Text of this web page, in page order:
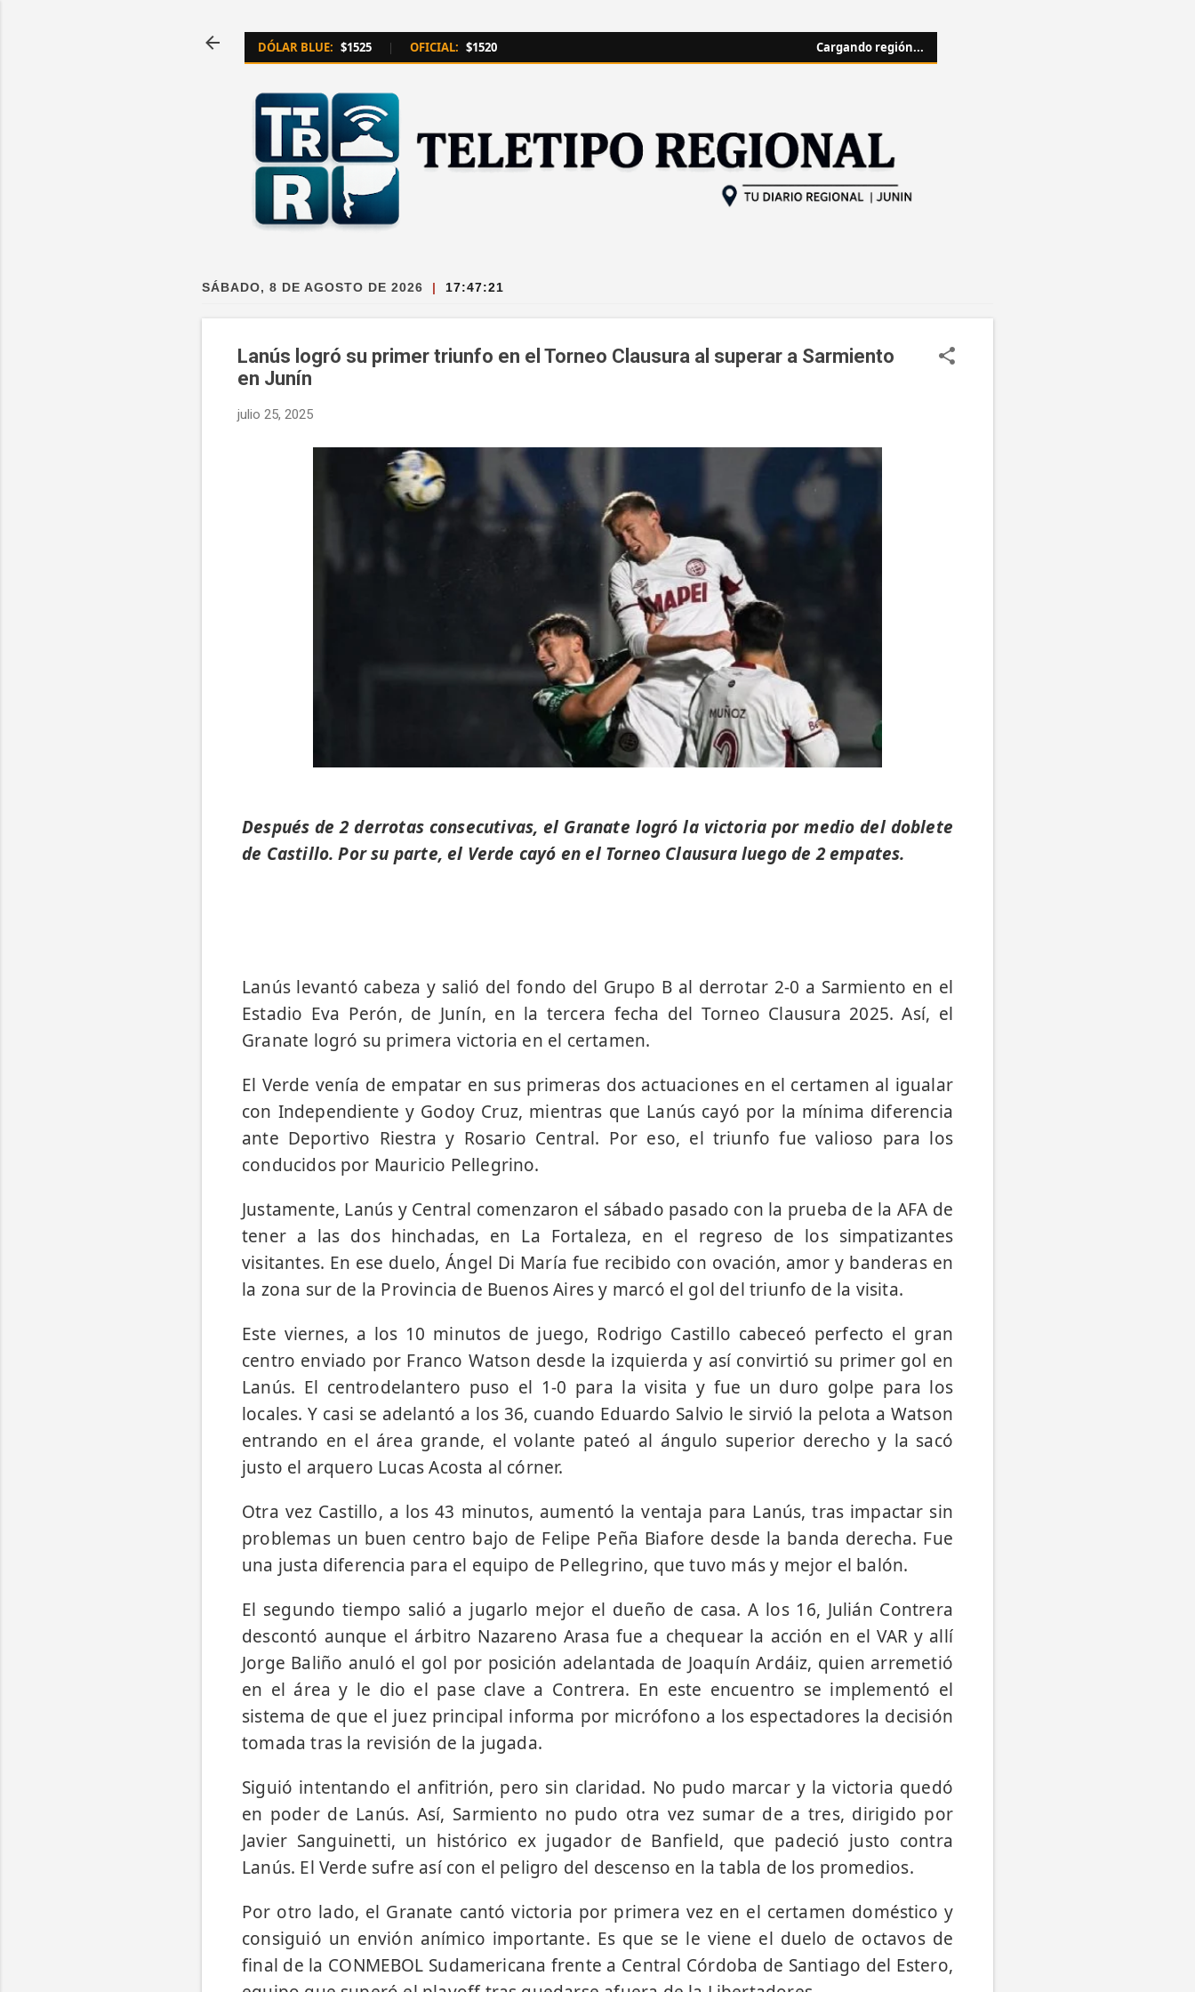
DÓLAR BLUE: $1525 | OFICIAL: $1520 Cargando región...
SÁBADO, 8 DE AGOSTO DE 2026 | 17:47:21
Lanús logró su primer triunfo en el Torneo Clausura al superar a Sarmiento
en Junín
julio 25, 2025
Después de 2 derrotas consecutivas, el Granate logró la victoria por medio del doblete
de Castillo. Por su parte, el Verde cayó en el Torneo Clausura luego de 2 empates.
Lanús levantó cabeza y salió del fondo del Grupo B al derrotar 2-0 a Sarmiento en el
Estadio Eva Perón, de Junín, en la tercera fecha del Torneo Clausura 2025. Así, el
Granate logró su primera victoria en el certamen.
El Verde venía de empatar en sus primeras dos actuaciones en el certamen al igualar
con Independiente y Godoy Cruz, mientras que Lanús cayó por la mínima diferencia
ante Deportivo Riestra y Rosario Central. Por eso, el triunfo fue valioso para los
conducidos por Mauricio Pellegrino.
Justamente, Lanús y Central comenzaron el sábado pasado con la prueba de la AFA de
tener a las dos hinchadas, en La Fortaleza, en el regreso de los simpatizantes
visitantes. En ese duelo, Ángel Di María fue recibido con ovación, amor y banderas en
la zona sur de la Provincia de Buenos Aires y marcó el gol del triunfo de la visita.
Este viernes, a los 10 minutos de juego, Rodrigo Castillo cabeceó perfecto el gran
centro enviado por Franco Watson desde la izquierda y así convirtió su primer gol en
Lanús. El centrodelantero puso el 1-0 para la visita y fue un duro golpe para los
locales. Y casi se adelantó a los 36, cuando Eduardo Salvio le sirvió la pelota a Watson
entrando en el área grande, el volante pateó al ángulo superior derecho y la sacó
justo el arquero Lucas Acosta al córner.
Otra vez Castillo, a los 43 minutos, aumentó la ventaja para Lanús, tras impactar sin
problemas un buen centro bajo de Felipe Peña Biafore desde la banda derecha. Fue
una justa diferencia para el equipo de Pellegrino, que tuvo más y mejor el balón.
El segundo tiempo salió a jugarlo mejor el dueño de casa. A los 16, Julián Contrera
descontó aunque el árbitro Nazareno Arasa fue a chequear la acción en el VAR y allí
Jorge Baliño anuló el gol por posición adelantada de Joaquín Ardáiz, quien arremetió
en el área y le dio el pase clave a Contrera. En este encuentro se implementó el
sistema de que el juez principal informa por micrófono a los espectadores la decisión
tomada tras la revisión de la jugada.
Siguió intentando el anfitrión, pero sin claridad. No pudo marcar y la victoria quedó
en poder de Lanús. Así, Sarmiento no pudo otra vez sumar de a tres, dirigido por
Javier Sanguinetti, un histórico ex jugador de Banfield, que padeció justo contra
Lanús. El Verde sufre así con el peligro del descenso en la tabla de los promedios.
Por otro lado, el Granate cantó victoria por primera vez en el certamen doméstico y
consiguió un envión anímico importante. Es que se le viene el duelo de octavos de
final de la CONMEBOL Sudamericana frente a Central Córdoba de Santiago del Estero,